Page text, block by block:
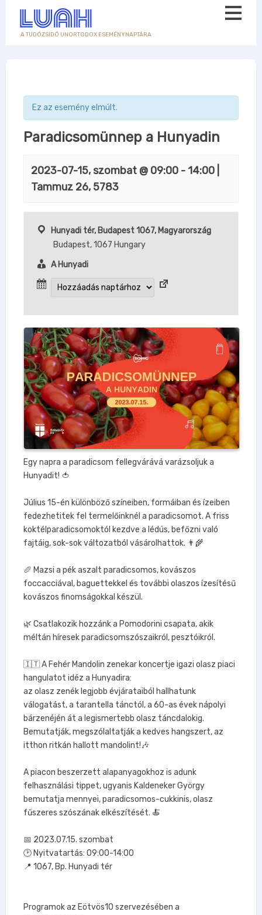
A TUDÓZSIDÓ UNORTODOX ESEMÉNYNAPTÁRA
Ez az esemény elmúlt.
Paradicsomünnep a Hunyadin
2023-07-15, szombat @ 09:00 - 14:00
Tammuz 26, 5783
Hunyadi tér, Budapest 1067, Magyarország
Budapest,1067 Hungary
A Hunyadi
Egy napra a paradicsom fellegvárává varázsoljuk a
Hunyadit! 🍅⁣
⁣Július 15-én különböző színeiben, formáiban és ízeiben
fedezhetitek fel termelőinknél a paradicsomot. A friss
koktélparadicsomoktól kezdve a lédús, befőzni való
fajtáig, sok-sok változatból vásárolhattok. 👨‍🌾⁣
⁣🥖 Mazsi a pék aszalt paradicsomos, kovászos
foccacciával, baguettekkel és további olaszos ízesítésű
kovászos finomságokkal készül.⁣
🌿 Csatlakozik hozzánk a Pomodorini csapata, akik
méltán híresek paradicsomszószaikról, pesztóikról.⁣
🇮🇹 A Fehér Mandolin zenekar koncertje igazi olasz piaci
hangulatot idéz a Hunyadira:⁣
az olasz zenék legjobb évjárataiból hallhatunk
válogatást, a tarantella tánctól, a 60-as évek nápolyi
bárzenéjén át a legismertebb olasz táncdalokig.
Bemutatják, megszólaltatják a kedves hangszert, az
itthon ritkán hallott mandolint!🎶⁣
⁣A piacon beszerzett alapanyagokhoz is adunk
felhasználási tippet, ugyanis Kaldeneker György
bemutatja mennyei, paradicsomos-cukkinis, olasz
fűszeres szószának elkészítését. 🍝⁣
📅 2023.07.15. szombat⁣
🕑 Nyitvatartás: 09:00-14:00⁣
📍 1067, Bp. Hunyadi tér⁣
Programok az Eötvös10 szervezésében a